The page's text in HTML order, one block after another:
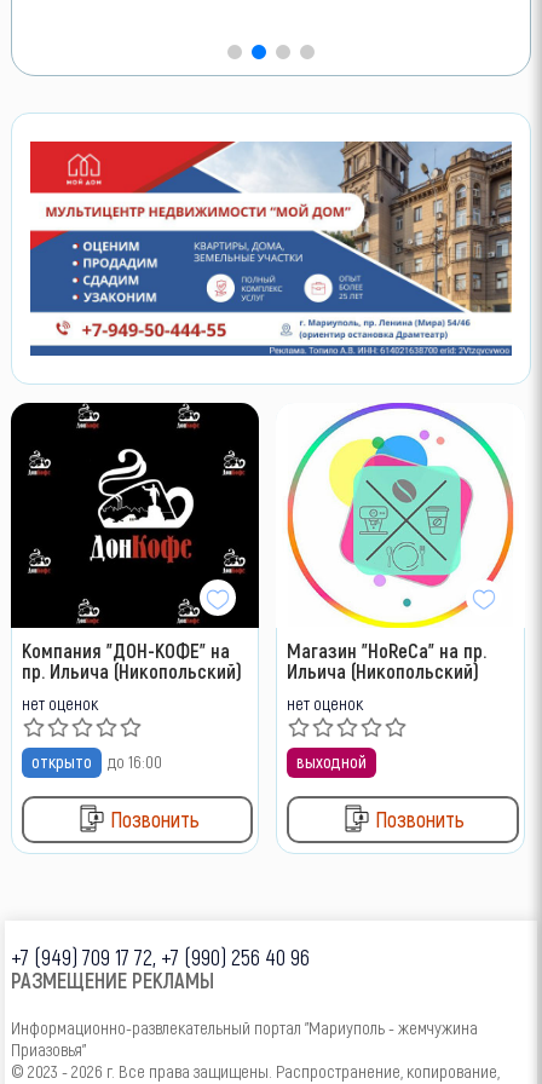
Компания "ДОН-КОФЕ" на
пр. Ильича (Никопольский)
нет оценок
открыто до 16:00
Позвонить
Магазин "HoReCa" на пр.
Ильича (Никопольский)
нет оценок
выходной
Позвонить
+7 (949) 709 17 72, +7 (990) 256 40 96
РАЗМЕЩЕНИЕ РЕКЛАМЫ
Информационно-развлекательный портал "Мариуполь - жемчужина
Приазовья"
© 2023 - 2026 г. Все права защищены. Распространение, копирование,